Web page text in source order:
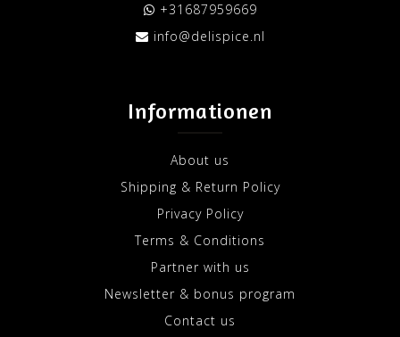
+31687959669
info@delispice.nl
Informationen
About us
Shipping & Return Policy
Privacy Policy
Terms & Conditions
Partner with us
Newsletter & bonus program
Contact us